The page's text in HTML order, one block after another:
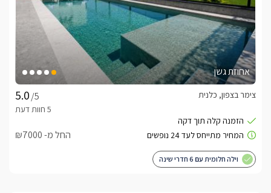
אחוזת גשן
/5
צימר בצפון, כלנית
החל מ- ₪7000
וילה חלומית עם 6 חדרי שינה